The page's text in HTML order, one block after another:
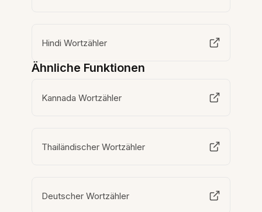
Hindi Wortzähler
Ähnliche Funktionen
Kannada Wortzähler
Thailändischer Wortzähler
Deutscher Wortzähler